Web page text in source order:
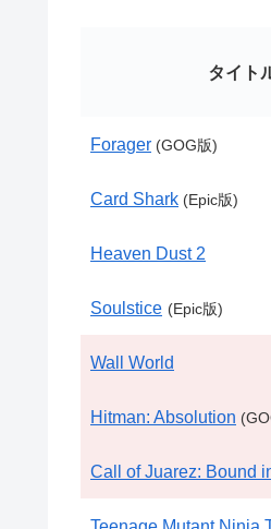
タイト
Forager (GOG版)
Card Shark (Epic版)
Heaven Dust 2
Soulstice (Epic版)
Wall World
Hitman: Absolution
Call of Juarez: Bound